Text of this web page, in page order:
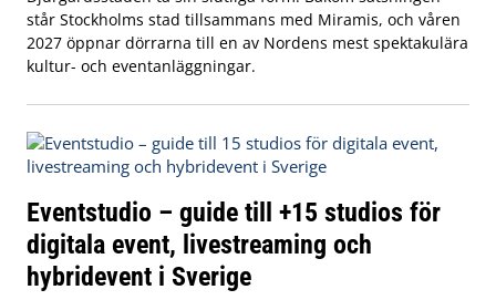
står Stockholms stad tillsammans med Miramis, och våren
2027 öppnar dörrarna till en av Nordens mest spektakulära
kultur- och eventanläggningar.
Eventstudio – guide till +15 studios för
digitala event, livestreaming och
hybridevent i Sverige